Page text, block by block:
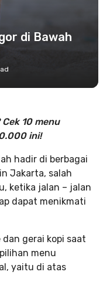
di Bawah
10 menu
ini!
hadir di berbagai
Jakarta, salah
ketika jalan – jalan
dapat menikmati
gerai kopi saat
menu
yaitu di atas